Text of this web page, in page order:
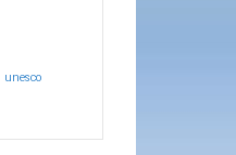
unesco